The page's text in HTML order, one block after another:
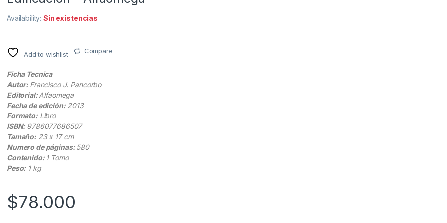
Availability:Sin existencias
Add to wishlist Compare
Ficha Tecnica
Autor: Francisco J. Pancorbo
Editorial:Alfaomega
Fecha de edición:2013
Formato:Libro
ISBN: 9786077686507
Tamaño: 23 x 17 cm
Numero de páginas:580
Contenido: 1 Tomo
Peso: 1 kg
$78.000